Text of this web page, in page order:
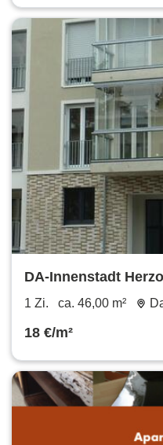
DA-Innenstadt
großzügiges 1
1 Zi. ca. 46,00 m²
18 €/m²